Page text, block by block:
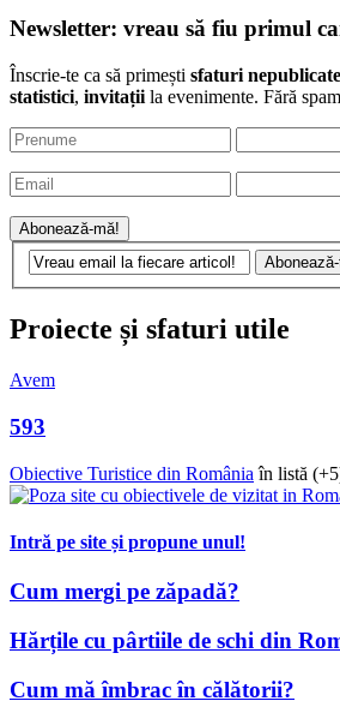
Newsletter: vreau să fiu primul
Înscrie-te ca să primești sfaturi nepublicate
statistici, invitații la evenimente. Fără
Proiecte și sfaturi utile
Avem
593
Obiective Turistice din România în listă
Intră pe site și propune unul!
Cum mergi pe zăpadă?
Hărțile cu pârtiile de schi din
Cum mă îmbrac în călătorii?